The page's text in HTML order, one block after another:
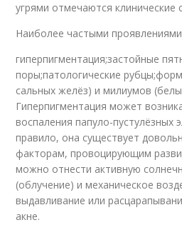
угрями отмечаются клинические
Наиболее частыми
гиперпигментация;застойные
поры;патологические
сальных желёз) и милиумов
Гиперпигментация может
воспаления папуло-пустулёзных
правило, она существует
факторам, провоцирующим
можно отнести активную
(облучение) и механическое
выдавливание или
акне.